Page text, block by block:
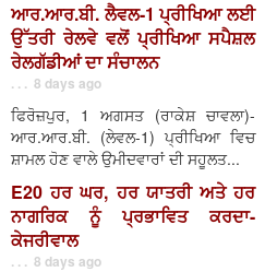
ਆਰ.ਆਰ.ਬੀ. ਲੈਵਲ-1 ਪ੍ਰੀਖਿਆ ਲਈ
ਉੱਤਰੀ ਰੇਲਵੇ ਵਲੋਂ ਪ੍ਰੀਖਿਆ ਸਪੈਸ਼ਲ
ਰੇਲਗੱਡੀਆਂ ਦਾ ਸੰਚਾਲਨ
. . . 8 days ago
ਫਿਰੋਜ਼ਪੁਰ, 1 ਅਗਸਤ (ਰਾਕੇਸ਼ ਚਾਵਲਾ)-
ਆਰ.ਆਰ.ਬੀ. (ਲੇਵਲ-1) ਪ੍ਰੀਖਿਆ ਵਿਚ
ਸ਼ਾਮਲ ਹੋਣ ਵਾਲੇ ਉਮੀਦਵਾਰਾਂ ਦੀ ਸਹੂਲਤ...
E20 ਹਰ ਘਰ, ਹਰ ਯਾਤਰੀ ਅਤੇ ਹਰ
ਨਾਗਰਿਕ ਨੂੰ ਪ੍ਰਭਾਵਿਤ ਕਰਦਾ-
ਕੇਜਰੀਵਾਲ
. . . 8 days ago